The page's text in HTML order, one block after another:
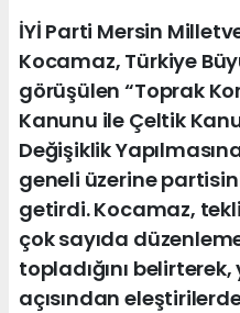
İYİ Parti Mersin
Kocamaz, Türkiye
görüşülen “Toprak
Kanunu ile Çeltik
Değişiklik
geneli üzerine
getirdi. Kocamaz,
çok sayıda
topladığını
açısından